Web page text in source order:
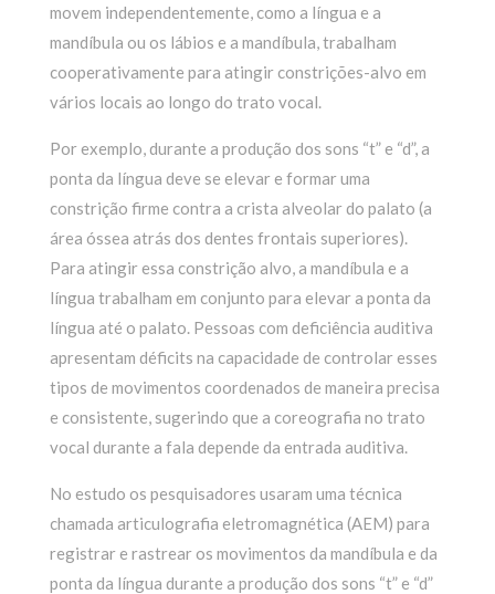
movem independentemente, como a língua e a
mandíbula ou os lábios e a mandíbula, trabalham
cooperativamente para atingir constrições-alvo em
vários locais ao longo do trato vocal.
Por exemplo, durante a produção dos sons “t” e “d”, a
ponta da língua deve se elevar e formar uma
constrição firme contra a crista alveolar do palato (a
área óssea atrás dos dentes frontais superiores).
Para atingir essa constrição alvo, a mandíbula e a
língua trabalham em conjunto para elevar a ponta da
língua até o palato. Pessoas com deficiência auditiva
apresentam déficits na capacidade de controlar esses
tipos de movimentos coordenados de maneira precisa
e consistente, sugerindo que a coreografia no trato
vocal durante a fala depende da entrada auditiva.
No estudo os pesquisadores usaram uma técnica
chamada articulografia eletromagnética (AEM) para
registrar e rastrear os movimentos da mandíbula e da
ponta da língua durante a produção dos sons “t” e “d”